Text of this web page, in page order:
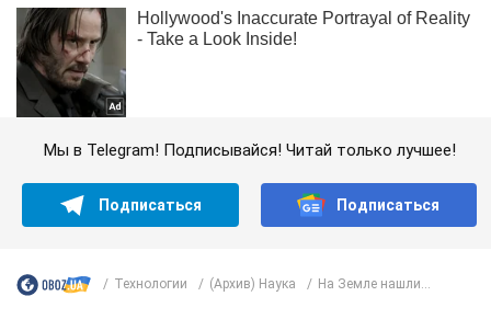
Мы в Telegram! Подписывайся! Читай только лучшее!
Подписаться Подписаться
Технологии (Архив) Наука На Земле нашли...